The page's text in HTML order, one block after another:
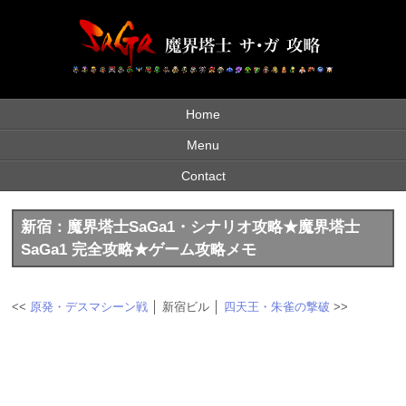
Home
Menu
Contact
新宿：魔界塔士SaGa1・シナリオ攻略★魔界塔士
SaGa1 完全攻略★ゲーム攻略メモ
<< 原発・デスマシーン戦 │ 新宿ビル │ 四天王・朱雀の撃破 >>